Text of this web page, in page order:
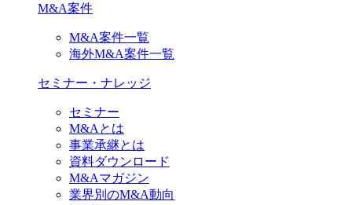
M&A案件
M&A案件一覧
海外M&A案件一覧
セミナー・ナレッジ
セミナー
M&Aとは
事業承継とは
資料ダウンロード
M&Aマガジン
業界別のM&A動向